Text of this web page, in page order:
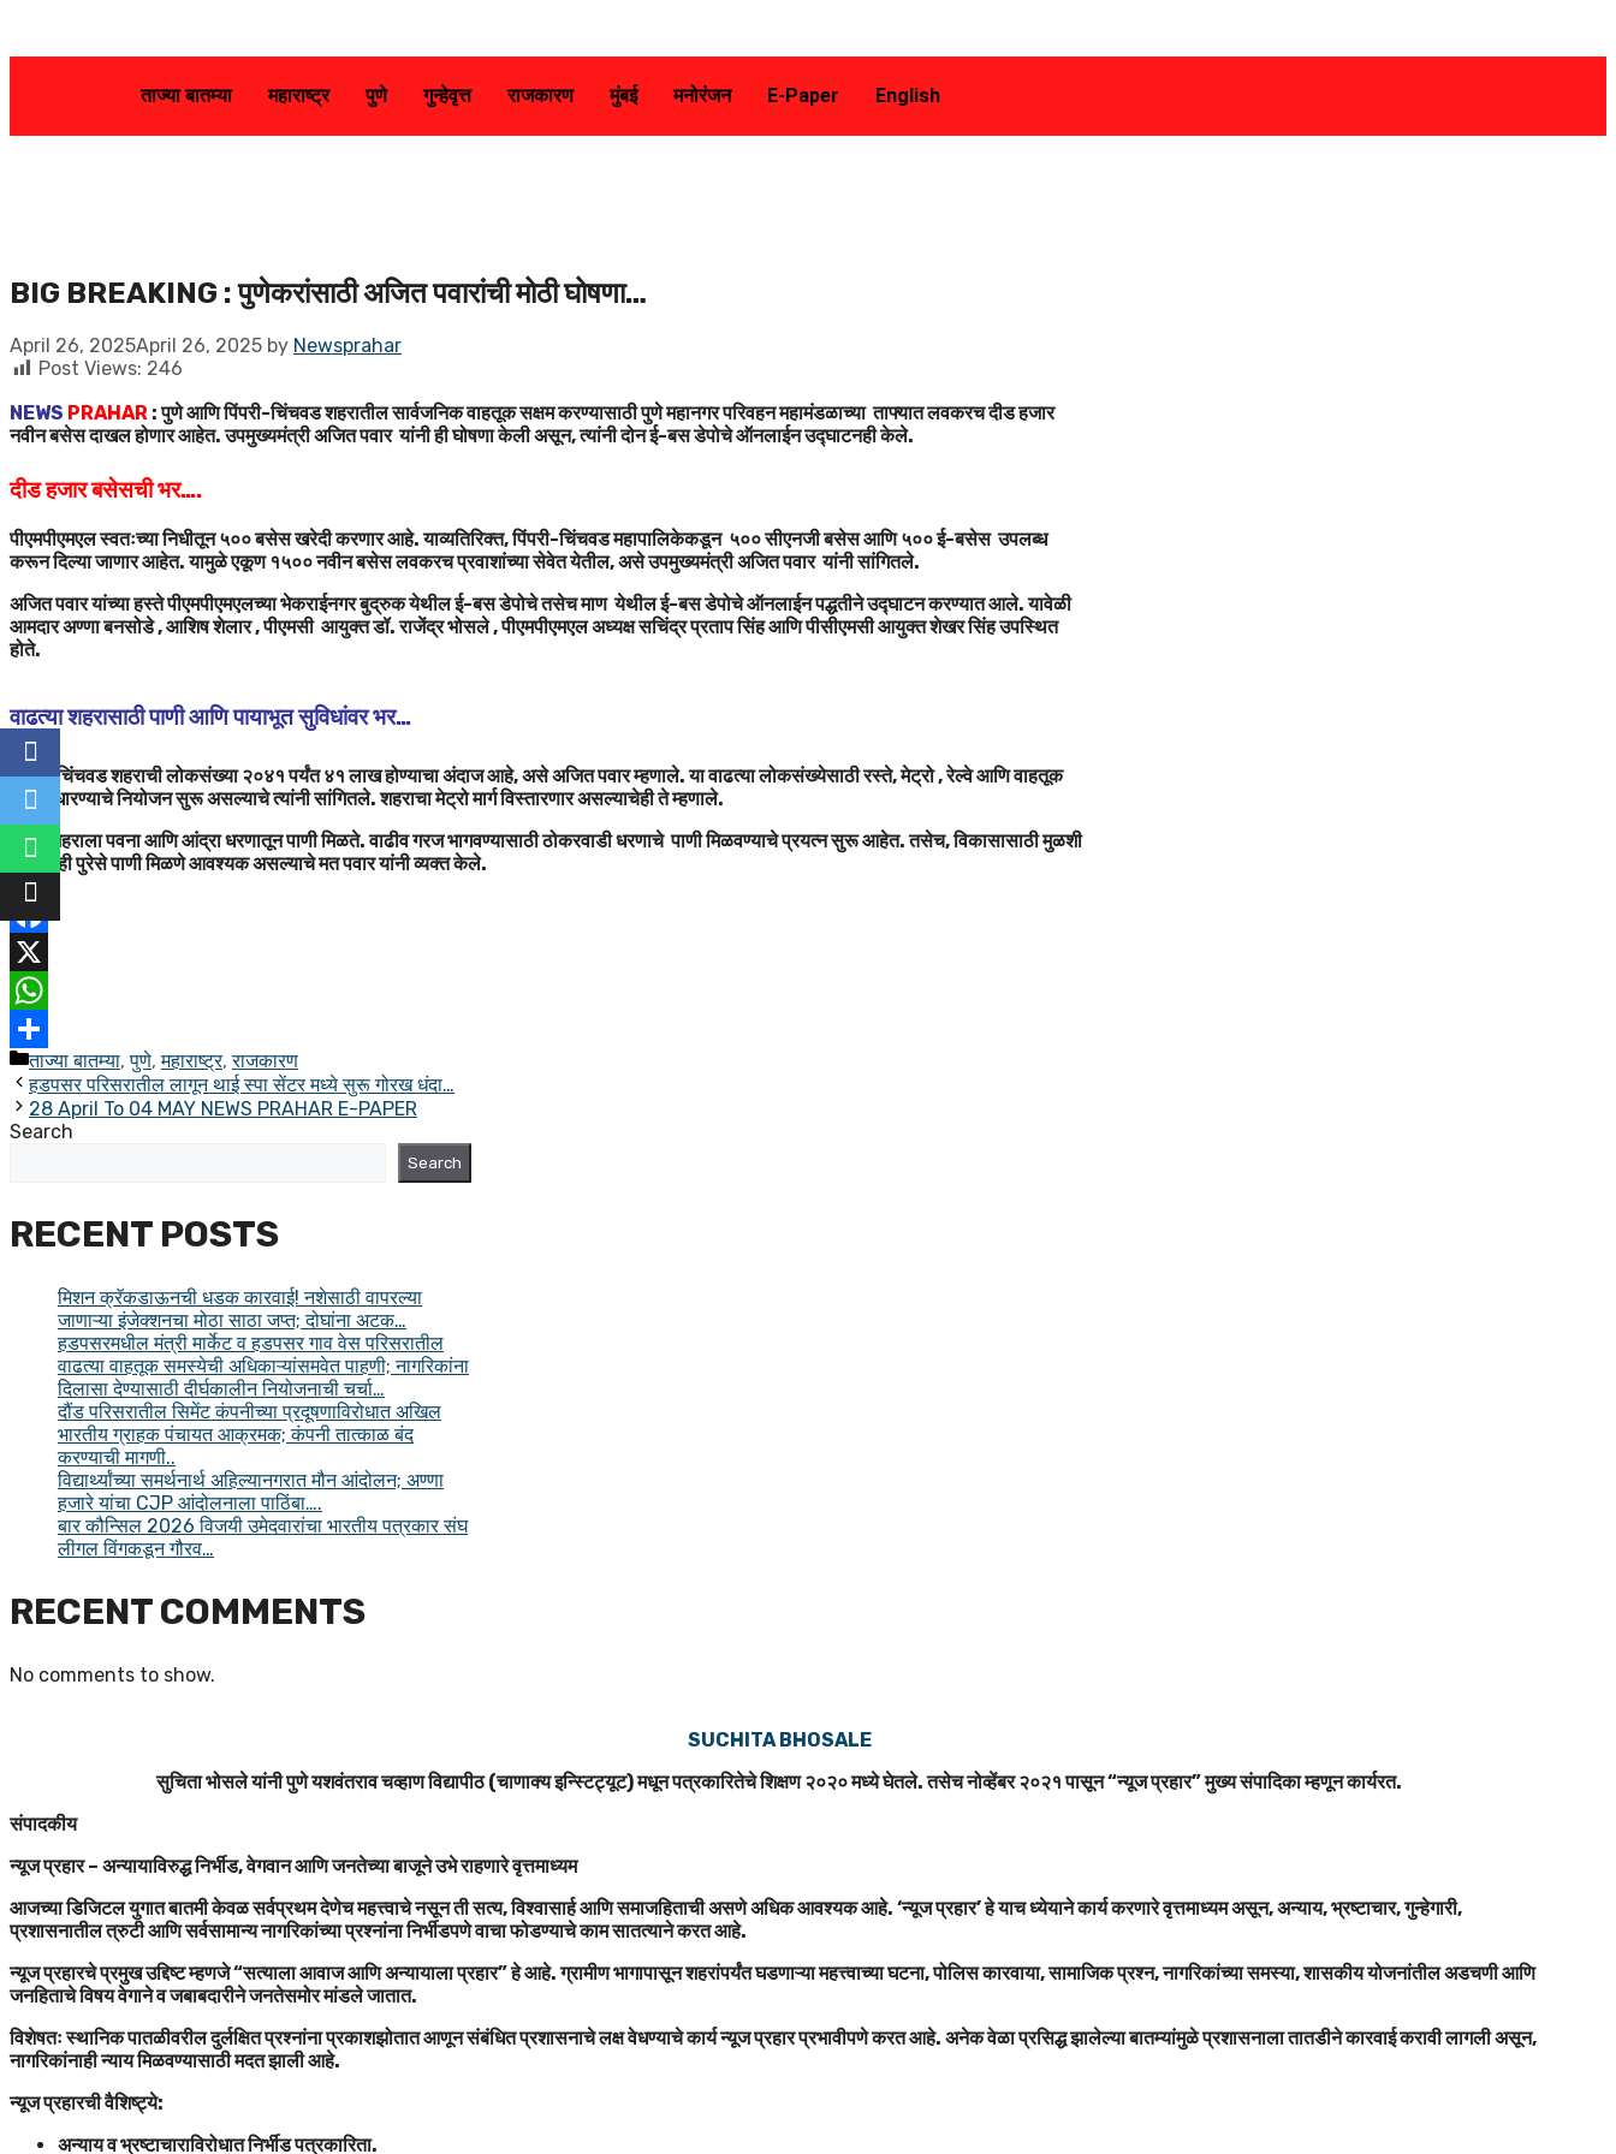
ताज्या बातम्या महाराष्ट्र पुणे गुन्हेवृत्त राजकारण मुंबई मनोरंजन E-Paper English
BIG BREAKING : पुणेकरांसाठी अजित पवारांची मोठी घोषणा…
April 26, 2025April 26, 2025 by Newsprahar
Post Views: 246
NEWS PRAHAR : पुणे आणि पिंपरी-चिंचवड शहरातील सार्वजनिक वाहतूक सक्षम करण्यासाठी पुणे महानगर परिवहन महामंडळाच्या ताफ्यात लवकरच दीड हजार
नवीन बसेस दाखल होणार आहेत. उपमुख्यमंत्री अजित पवार यांनी ही घोषणा केली असून, त्यांनी दोन ई-बस डेपोचे ऑनलाईन उद्घाटनही केले.
दीड हजार बसेसची भर….
पीएमपीएमएल स्वतःच्या निधीतून ५०० बसेस खरेदी करणार आहे. याव्यतिरिक्त, पिंपरी-चिंचवड महापालिकेकडून ५०० सीएनजी बसेस आणि ५०० ई-बसेस उपलब्ध
करून दिल्या जाणार आहेत. यामुळे एकूण १५०० नवीन बसेस लवकरच प्रवाशांच्या सेवेत येतील, असे उपमुख्यमंत्री अजित पवार यांनी सांगितले.
अजित पवार यांच्या हस्ते पीएमपीएमएलच्या भेकराईनगर बुद्रुक येथील ई-बस डेपोचे तसेच माण येथील ई-बस डेपोचे ऑनलाईन पद्धतीने उद्घाटन करण्यात आले. यावेळी
आमदार अण्णा बनसोडे , आशिष शेलार , पीएमसी आयुक्त डॉ. राजेंद्र भोसले , पीएमपीएमएल अध्यक्ष सचिंद्र प्रताप सिंह आणि पीसीएमसी आयुक्त शेखर सिंह उपस्थित
होते.
वाढत्या शहरासाठी पाणी आणि पायाभूत सुविधांवर भर…
पिंपरी-चिंचवड शहराची लोकसंख्या २०४१ पर्यंत ४१ लाख होण्याचा अंदाज आहे, असे अजित पवार म्हणाले. या वाढत्या लोकसंख्येसाठी रस्ते, मेट्रो , रेल्वे आणि वाहतूक
सेवा सुधारण्याचे नियोजन सुरू असल्याचे त्यांनी सांगितले. शहराचा मेट्रो मार्ग विस्तारणार असल्याचेही ते म्हणाले.
सध्या शहराला पवना आणि आंद्रा धरणातून पाणी मिळते. वाढीव गरज भागवण्यासाठी ठोकरवाडी धरणाचे पाणी मिळवण्याचे प्रयत्न सुरू आहेत. तसेच, विकासासाठी मुळशी
धरणाचेही पुरेसे पाणी मिळणे आवश्यक असल्याचे मत पवार यांनी व्यक्त केले.
Facebook
X
WhatsApp
Share
ताज्या बातम्या,पुणे,महाराष्ट्र,राजकारण
हडपसर परिसरातील लागून थाई स्पा सेंटर मध्ये सुरू गोरख धंदा…
28 April To 04 MAY NEWS PRAHAR E-PAPER
Search
Search
RECENT POSTS
मिशन क्रॅकडाऊनची धडक कारवाई! नशेसाठी वापरल्या
जाणाऱ्या इंजेक्शनचा मोठा साठा जप्त; दोघांना अटक…
हडपसरमधील मंत्री मार्केट व हडपसर गाव वेस परिसरातील
वाढत्या वाहतूक समस्येची अधिकाऱ्यांसमवेत पाहणी; नागरिकांना
दिलासा देण्यासाठी दीर्घकालीन नियोजनाची चर्चा…
दौंड परिसरातील सिमेंट कंपनीच्या प्रदूषणाविरोधात अखिल
भारतीय ग्राहक पंचायत आक्रमक; कंपनी तात्काळ बंद
करण्याची मागणी..
विद्यार्थ्यांच्या समर्थनार्थ अहिल्यानगरात मौन आंदोलन; अण्णा
हजारे यांचा CJP आंदोलनाला पाठिंबा….
बार कौन्सिल 2026 विजयी उमेदवारांचा भारतीय पत्रकार संघ
लीगल विंगकडून गौरव…
RECENT COMMENTS
No comments to show.
SUCHITA BHOSALE
सुचिता भोसले यांनी पुणे यशवंतराव चव्हाण विद्यापीठ (चाणाक्य इन्स्टिट्यूट) मधून पत्रकारितेचे शिक्षण २०२० मध्ये घेतले. तसेच नोव्हेंबर २०२१ पासून “न्यूज प्रहार” मुख्य संपादिका म्हणून कार्यरत.
संपादकीय
न्यूज प्रहार – अन्यायाविरुद्ध निर्भीड, वेगवान आणि जनतेच्या बाजूने उभे राहणारे वृत्तमाध्यम
आजच्या डिजिटल युगात बातमी केवळ सर्वप्रथम देणेच महत्त्वाचे नसून ती सत्य, विश्वासार्ह आणि समाजहिताची असणे अधिक आवश्यक आहे. ‘न्यूज प्रहार’ हे याच ध्येयाने कार्य करणारे वृत्तमाध्यम असून, अन्याय, भ्रष्टाचार, गुन्हेगारी,
प्रशासनातील त्रुटी आणि सर्वसामान्य नागरिकांच्या प्रश्नांना निर्भीडपणे वाचा फोडण्याचे काम सातत्याने करत आहे.
न्यूज प्रहारचे प्रमुख उद्दिष्ट म्हणजे “सत्याला आवाज आणि अन्यायाला प्रहार” हे आहे. ग्रामीण भागापासून शहरांपर्यंत घडणाऱ्या महत्त्वाच्या घटना, पोलिस कारवाया, सामाजिक प्रश्न, नागरिकांच्या समस्या, शासकीय योजनांतील अडचणी आणि
जनहिताचे विषय वेगाने व जबाबदारीने जनतेसमोर मांडले जातात.
विशेषतः स्थानिक पातळीवरील दुर्लक्षित प्रश्नांना प्रकाशझोतात आणून संबंधित प्रशासनाचे लक्ष वेधण्याचे कार्य न्यूज प्रहार प्रभावीपणे करत आहे. अनेक वेळा प्रसिद्ध झालेल्या बातम्यांमुळे प्रशासनाला तातडीने कारवाई करावी लागली असून,
नागरिकांनाही न्याय मिळवण्यासाठी मदत झाली आहे.
न्यूज प्रहारची वैशिष्ट्ये:
अन्याय व भ्रष्टाचाराविरोधात निर्भीड पत्रकारिता.